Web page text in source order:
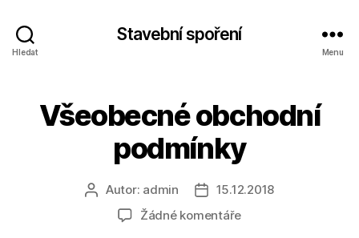
Hledat
Stavební spoření
Menu
Všeobecné obchodní
podmínky
Autor
příspěvku
Autor: admin
Datum
příspěvku
15.12.2018
Žádné komentářeu